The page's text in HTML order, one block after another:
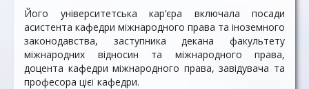
Його університетська кар’єра включала посади
асистента кафедри міжнародного права та іноземного
законодавства, заступника декана факультету
міжнародних відносин та міжнародного права,
доцента кафедри міжнародного права, завідувача та
професора цієї кафедри.